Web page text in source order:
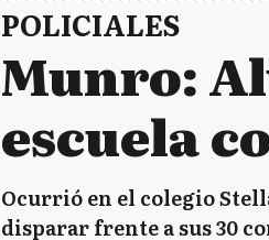
POLICIALES
Munro:
escuela
Ocurrió en el colegio
disparar frente a sus 30